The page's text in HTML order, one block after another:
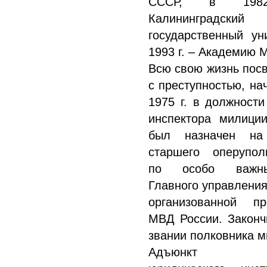
Калининградский
государственный
1993 г. – Академию
Всю свою жизнь
с преступностью,
1975 г. в должности
инспектора
был назначен на
старшего
по особо
Главного
организованной
МВД России.
звании полковника
Адъюнкт